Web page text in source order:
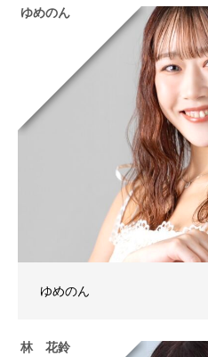
ゆめのん
ゆめのん
林 花鈴